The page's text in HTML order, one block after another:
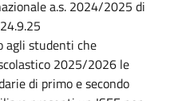
a.s. 2024/2025 di
agli studenti che
2025/2026 le
di primo e secondo